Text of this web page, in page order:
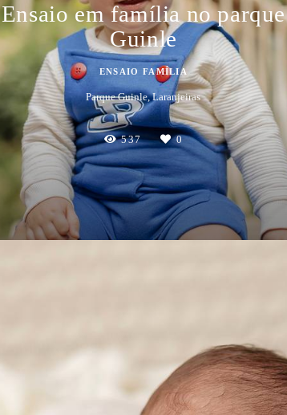
Ensaio em família no parque
Guinle
ENSAIO FAMÍLIA
Parque Guinle, Laranjeiras
537 0